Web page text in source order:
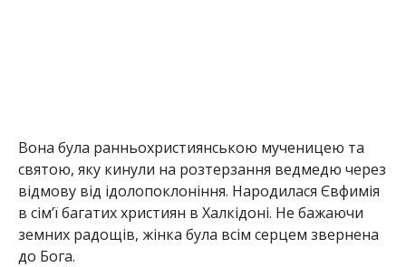
Вона була ранньохристиянською мученицею та
святою, яку кинули на розтерзання ведмедю через
відмову від ідолопоклоніння. Народилася Євфимія
в сім’ї багатих християн в Халкідоні. Не бажаючи
земних радощів, жінка була всім серцем звернена
до Бога.